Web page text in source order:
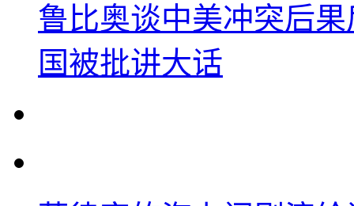
鲁比奥谈中美冲突后
国被批讲大话